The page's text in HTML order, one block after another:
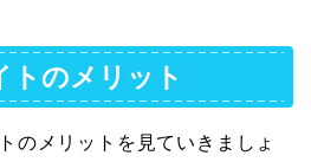
トのメリット
のメリットを見ていきましょ